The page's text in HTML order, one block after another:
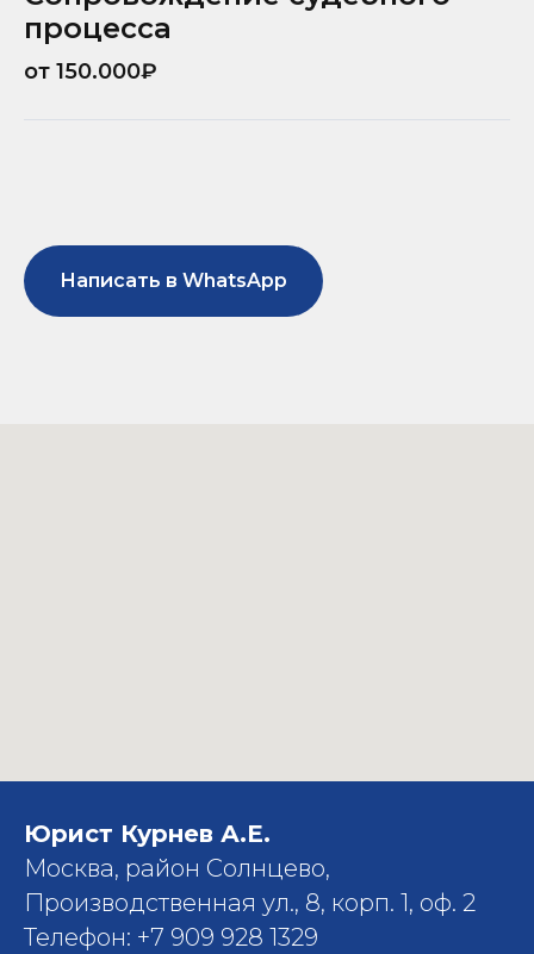
процесса
от 150.000₽
Написать в WhatsApp
Юрист Курнев А.Е.
Москва, район Солнцево,
Производственная ул., 8, корп. 1, оф. 2
Телефон: +7 909 928 1329